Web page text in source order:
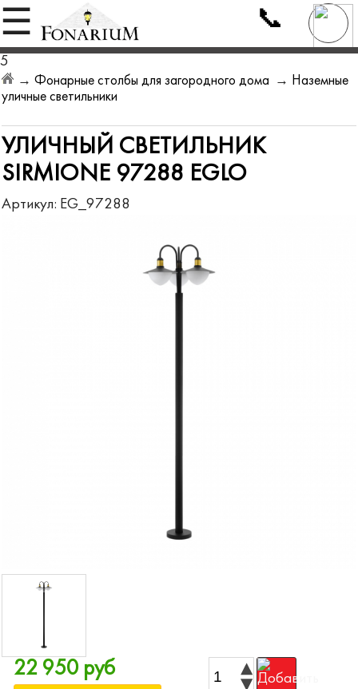
☰ 📞
5
→Фонарные столбы для загородного дома → Наземные
уличные светильники
УЛИЧНЫЙ СВЕТИЛЬНИК
SIRMIONE 97288 EGLO
Артикул: EG_97288
22 950 руб